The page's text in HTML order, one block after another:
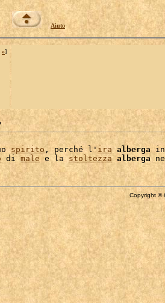
Aiuto
»]
spirito, perché l' ira alberga
di male e la stoltezza alberga
Copyright ©